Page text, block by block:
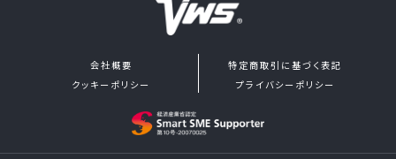
会社概要
特定商取引に基づく表記
クッキーポリシー
プライバシーポリシー